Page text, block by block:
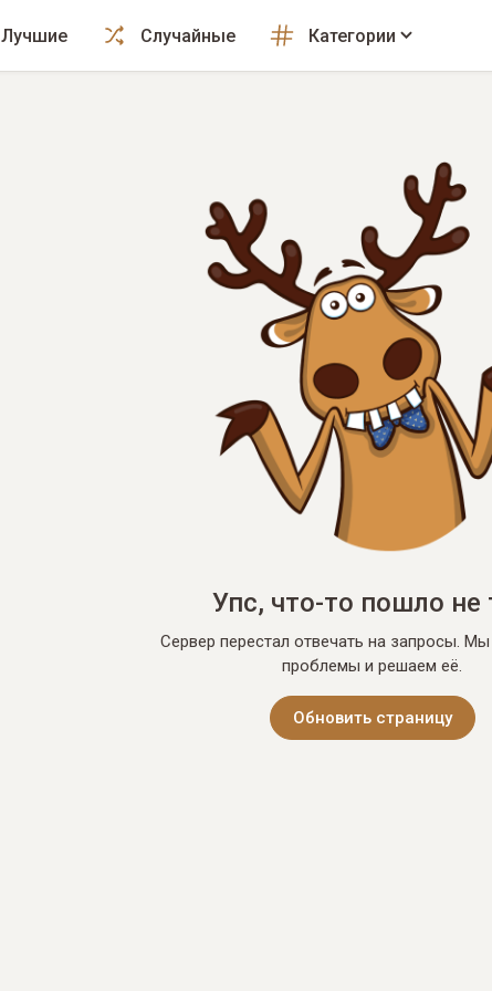
Лучшие Случайные Категории
Упс, что-то пошло не
Сервер перестал отвечать на запросы.
проблемы и решаем её.
Обновить страницу